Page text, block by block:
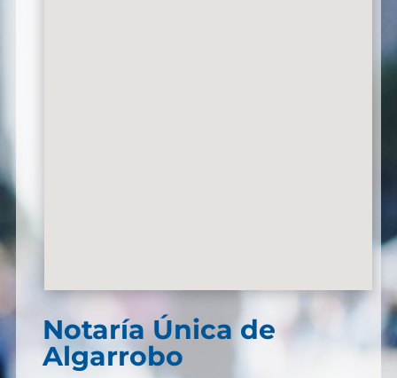
Notaría Única de
Algarrobo